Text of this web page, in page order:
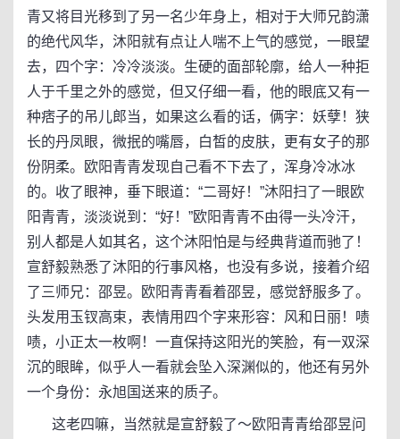
青又将目光移到了另一名少年身上，相对于大师兄韵潇
的绝代风华，沐阳就有点让人喘不上气的感觉，一眼望
去，四个字：冷冷淡淡。生硬的面部轮廓，给人一种拒
人于千里之外的感觉，但又仔细一看，他的眼底又有一
种痞子的吊儿郎当，如果这么看的话，俩字：妖孽！狭
长的丹凤眼，微抿的嘴唇，白皙的皮肤，更有女子的那
份阴柔。欧阳青青发现自己看不下去了，浑身冷冰冰
的。收了眼神，垂下眼道：“二哥好！”沐阳扫了一眼欧
阳青青，淡淡说到：“好！”欧阳青青不由得一头冷汗，
别人都是人如其名，这个沐阳怕是与经典背道而驰了！
宣舒毅熟悉了沐阳的行事风格，也没有多说，接着介绍
了三师兄：邵昱。欧阳青青看着邵昱，感觉舒服多了。
头发用玉钗高束，表情用四个字来形容：风和日丽！啧
啧，小正太一枚啊！一直保持这阳光的笑脸，有一双深
沉的眼眸，似乎人一看就会坠入深渊似的，他还有另外
一个身份：永旭国送来的质子。
这老四嘛，当然就是宣舒毅了～欧阳青青给邵昱问